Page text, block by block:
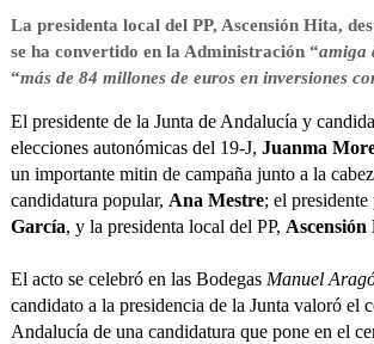
La presidenta local del PP, Ascensión Hita,
se ha convertido en la Administración “amiga
“más de 84 millones de euros en inversiones
El presidente de la Junta de Andalucía y
elecciones autonómicas del 19-J, Juanma
un importante mitin de campaña junto a la
candidatura popular, Ana Mestre; el
García, y la presidenta local del PP, Ascensión
El acto se celebró en las Bodegas Manuel
candidato a la presidencia de la Junta valoró el
Andalucía de una candidatura que pone en el